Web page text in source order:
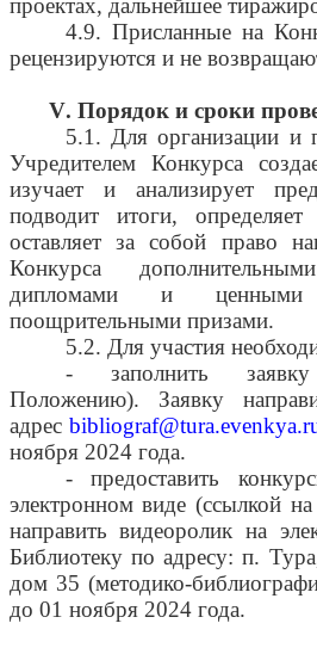
проектах, дальнейшее
4.9. Присланные на
рецензируются и не
V. Порядок и сроки
5.1. Для организации и
Учредителем Конкурса
изучает и анализирует
подводит итоги,
оставляет за собой право
Конкурса
дипломами и
поощрительными призами.
5.2. Для участия
- заполнить
Положению). Заявку
адресbibliograf@tura.evenkya.
ноября 2024 года.
- предоставить
электронном виде (ссылкой
направить видеоролик на
Библиотеку по адресу: п.
дом 35 (методико-
до 01 ноября 2024 года.